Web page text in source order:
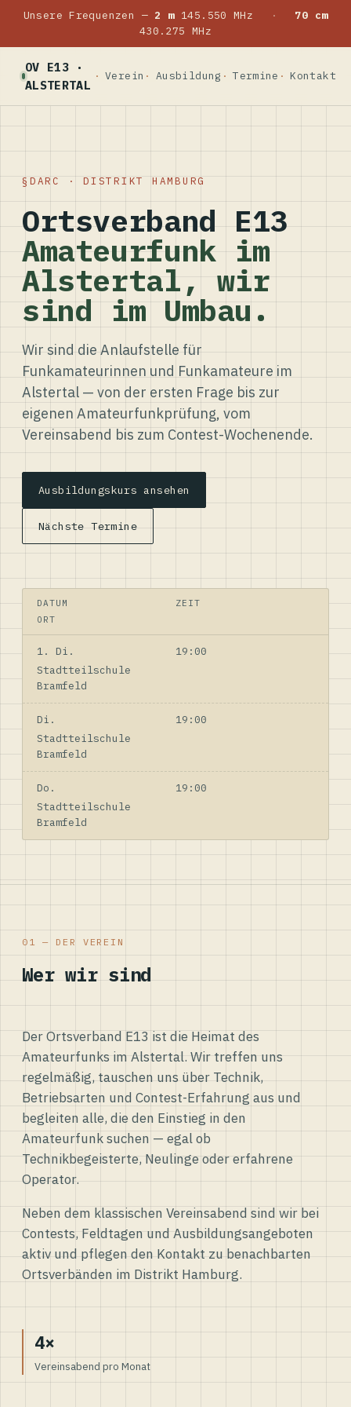
Unsere Frequenzen — 2 m145.550 MHz ·
70 cm
430.275 MHz
OV E13 ·
ALSTERTAL
Verein Ausbildung Termine Kontakt
DARC · DISTRIKT HAMBURG
Ortsverband E13
Amateurfunk im
Alstertal, wir
sind im Umbau.
Wir sind die Anlaufstelle für
Funkamateurinnen und Funkamateure im
Alstertal — von der ersten Frage bis zur
eigenen Amateurfunkprüfung, vom
Vereinsabend bis zum Contest-Wochenende.
Ausbildungskurs ansehen
Nächste Termine
DATUM
ZEIT
ORT
1. Di.
19:00
Stadtteilschule
Bramfeld
Di.
19:00
Stadtteilschule
Bramfeld
Do.
19:00
Stadtteilschule
Bramfeld
01 — DER VEREIN
Wer wir sind
Der Ortsverband E13 ist die Heimat des
Amateurfunks im Alstertal. Wir treffen uns
regelmäßig, tauschen uns über Technik,
Betriebsarten und Contest-Erfahrung aus und
begleiten alle, die den Einstieg in den
Amateurfunk suchen — egal ob
Technikbegeisterte, Neulinge oder erfahrene
Operator.
Neben dem klassischen Vereinsabend sind wir bei
Contests, Feldtagen und Ausbildungsangeboten
aktiv und pflegen den Kontakt zu benachbarten
Ortsverbänden im Distrikt Hamburg.
4×
Vereinsabend pro Monat